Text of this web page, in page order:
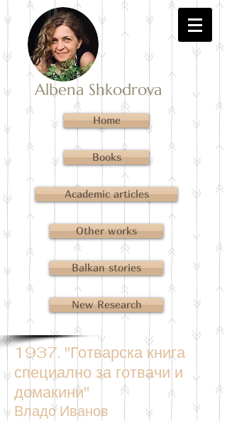
Albena Shkodrova
Home
Books
Academic articles
Other works
Balkan stories
New Research
1937. "Готварска книга
специално за готвачи и
домакини"
Владо Иванов